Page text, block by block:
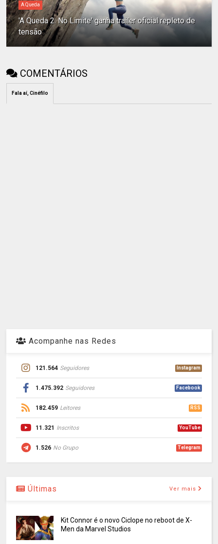
A Queda
'A Queda 2: No Limite' ganha trailer oficial repleto de
tensão
COMENTÁRIOS
Fala aí, Cinéfilo
Acompanhe nas Redes
121.564 Seguidores Instagram
1.475.392 Seguidores Facebook
182.459 Leitores RSS
11.321 Inscritos YouTube
1.526 No Grupo Telegram
Últimas Ver mais
Kit Connor é o novo Ciclope no reboot de X-
Men da Marvel Studios